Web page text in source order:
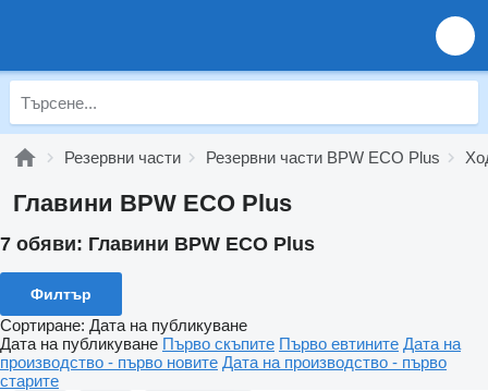
Резервни части Резервни части BPW ECO Plus
Главини BPW ECO Plus
7 обяви: Главини BPW ECO Plus
Филтър
Сортиране: Дата на публикуване
Дата на публикуване Първо скъпите Първо евтините Дата на
производство - първо новите Дата на производство - първо
старите